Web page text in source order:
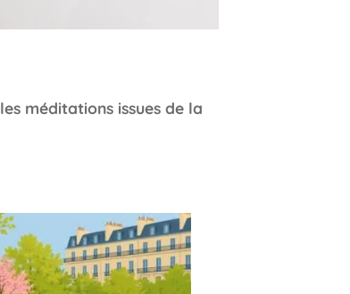
les méditations issues de la